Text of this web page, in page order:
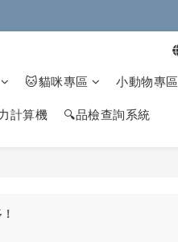
🐱貓咪專區 小動物專區
計算機 🔍品檢查詢系統